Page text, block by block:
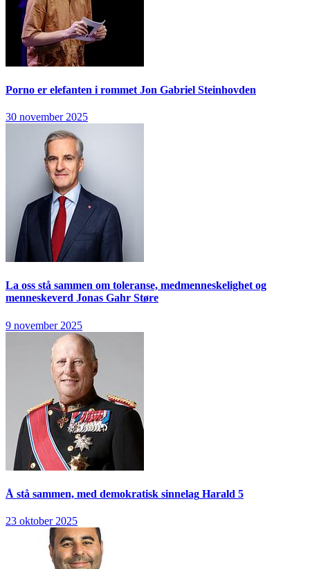
Porno er elefanten i rommet Jon Gabriel Steinhovden
30 november 2025
La oss stå sammen om toleranse, medmenneskelighet og
menneskeverd Jonas Gahr Støre
9 november 2025
Å stå sammen, med demokratisk sinnelag Harald 5
23 oktober 2025